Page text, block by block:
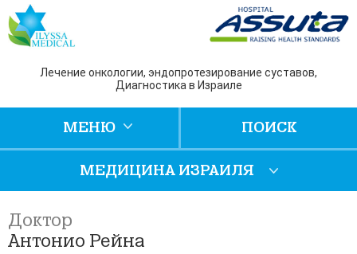
Лечение онкологии, эндопротезирование суставов,
Диагностика в Израиле
ПОИСК
МЕНЮ
Доктор
Антонио Рейна
МЕДИЦИНА ИЗРАИЛЯ